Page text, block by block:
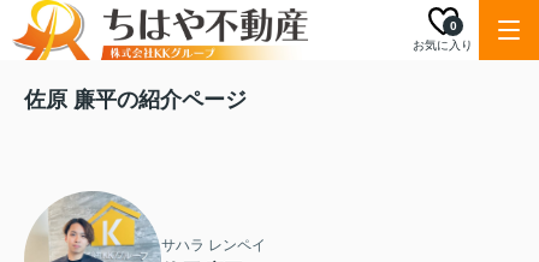
お気に入り
0
佐原 廉平の紹介ページ
サハラ レンペイ